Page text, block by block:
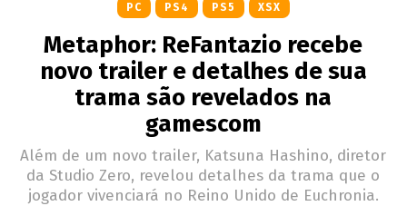
PC PS4 PS5 XSX
Metaphor: ReFantazio recebe
novo trailer e detalhes de sua
trama são revelados na
gamescom
Além de um novo trailer, Katsuna Hashino, diretor
da Studio Zero, revelou detalhes da trama que o
jogador vivenciará no Reino Unido de Euchronia.